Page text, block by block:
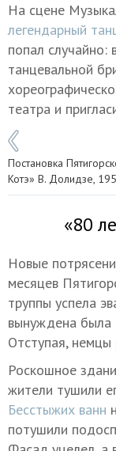
На сцене
легендарный
попал случайно:
танцевальной
театра и
Постановка
Котэ» В. Долидзе,
«80
Новые
месяцев
труппы успела
вынуждена была
Отступая, немцы
Роскошное
жители тушили
Бесстыжих ванн
потушили